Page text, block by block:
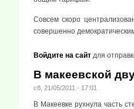
Совсем скоро
совершенно
Войдите на сайт для
В макеевской
сб, 21/05/2011 - 17:01
В Макеевке рухнула часть